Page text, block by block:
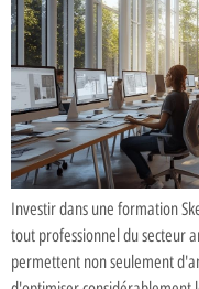
Investir dans une formation
tout professionnel du secteur
permettent non seulement